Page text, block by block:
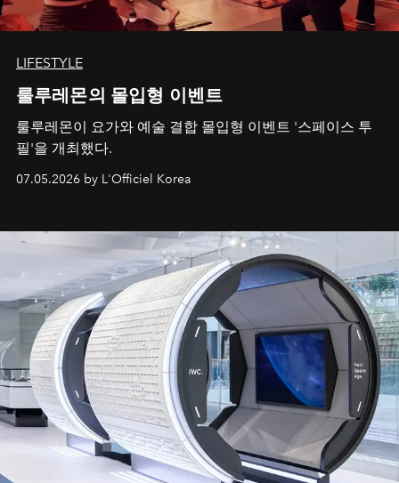
LIFESTYLE
룰루레몬의 몰입형 이벤트
룰루레몬이 요가와 예술 결합 몰입형 이벤트 '스페이스 투
필'을 개최했다.
07.05.2026 by L'Officiel Korea